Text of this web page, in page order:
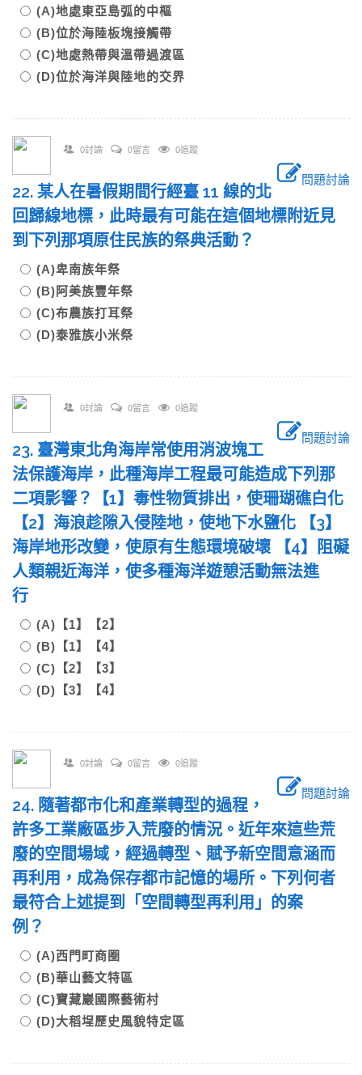
(A)地處東亞島弧的中樞
(B)位於海陸板塊接觸帶
(C)地處熱帶與溫帶過渡區
(D)位於海洋與陸地的交界
0討論 0留言 0追蹤
問題討論
22. 某人在暑假期間行經臺 11 線的北
回歸線地標，此時最有可能在這個地標附近見
到下列那項原住民族的祭典活動？
(A)卑南族年祭
(B)阿美族豐年祭
(C)布農族打耳祭
(D)泰雅族小米祭
0討論 0留言 0追蹤
問題討論
23. 臺灣東北角海岸常使用消波塊工
法保護海岸，此種海岸工程最可能造成下列那
二項影響？【1】毒性物質排出，使珊瑚礁白化
【2】海浪趁隙入侵陸地，使地下水鹽化 【3】
海岸地形改變，使原有生態環境破壞 【4】阻礙
人類親近海洋，使多種海洋遊憩活動無法進
行
(A)【1】【2】
(B)【1】【4】
(C)【2】【3】
(D)【3】【4】
0討論 0留言 0追蹤
問題討論
24. 隨著都市化和產業轉型的過程，
許多工業廠區步入荒廢的情況。近年來這些荒
廢的空間場域，經過轉型、賦予新空間意涵而
再利用，成為保存都市記憶的場所。下列何者
最符合上述提到「空間轉型再利用」的案
例？
(A)西門町商圈
(B)華山藝文特區
(C)寶藏巖國際藝術村
(D)大稻埕歷史風貌特定區